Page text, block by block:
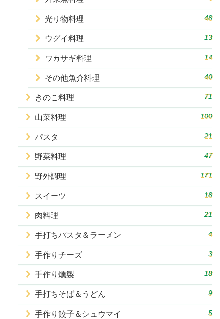
光り物料理 48
ウグイ料理 13
ワカサギ料理 14
その他魚介料理 40
きのこ料理 71
山菜料理 100
パスタ 21
野菜料理 47
野外調理 171
スイーツ 18
肉料理 21
手打ちパスタ＆ラーメン 4
手作りチーズ 3
手作り燻製 18
手打ちそば＆うどん 9
手作り餃子＆シュウマイ 5